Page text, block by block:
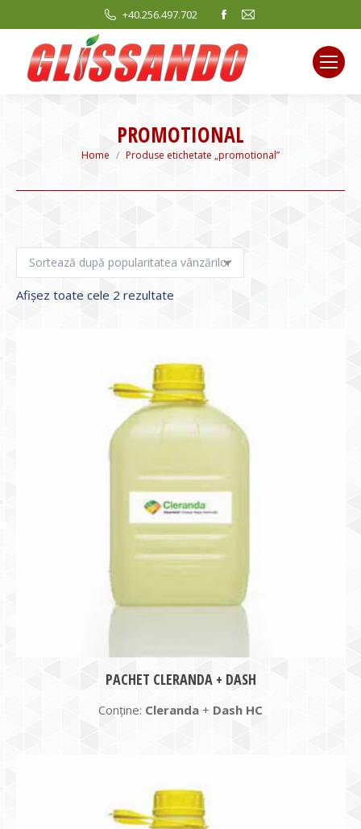
+40.256.497.702
Facebook
opens
in
new
Mail
new
PROMOTIONAL
You are here:
Home Produse etichetate „promotional”
Afișez toate cele 2 rezultate
PACHET CLERANDA + DASH
Conține: Cleranda + Dash HC